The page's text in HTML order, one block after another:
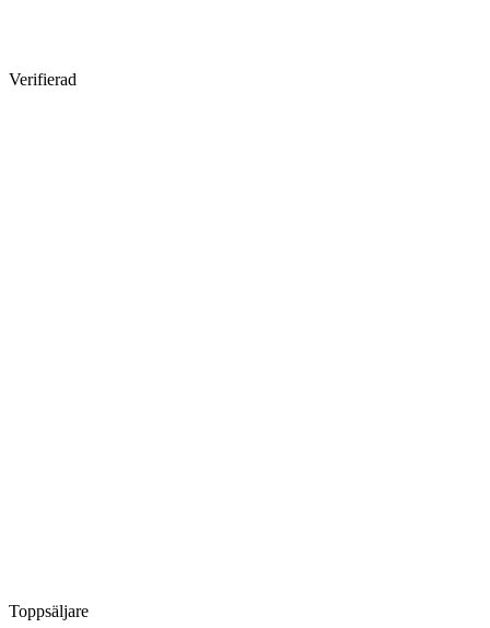
Verifierad
Toppsäljare